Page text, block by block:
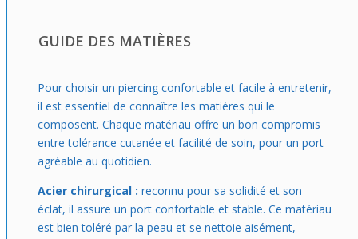
GUIDE DES MATIÈRES
Pour choisir un piercing confortable et facile à entretenir,
il est essentiel de connaître les matières qui le
composent. Chaque matériau offre un bon compromis
entre tolérance cutanée et facilité de soin, pour un port
agréable au quotidien.
Acier chirurgical : reconnu pour sa solidité et son
éclat, il assure un port confortable et stable. Ce matériau
est bien toléré par la peau et se nettoie aisément,